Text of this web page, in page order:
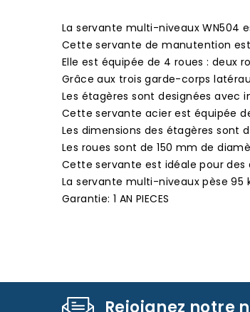
La servante multi-niveaux WN504
Cette servante de manutention
Elle est équipée de 4 roues : deux
Grâce aux trois garde-corps
Les étagères sont designées avec
Cette servante acier est équipée
Les dimensions des étagères sont
Les roues sont de 150 mm de
Cette servante est idéale pour
La servante multi-niveaux pèse 95
Garantie: 1 AN PIECES
Rejoignez notre